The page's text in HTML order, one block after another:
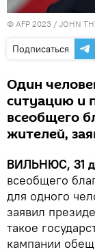
© AFP 2023 / JOHN
Подписаться
Один
ситуацию и
всеобщего
жителей,
ВИЛЬНЮС, 31
всеобщего
для одного
заявил
такое
кампании